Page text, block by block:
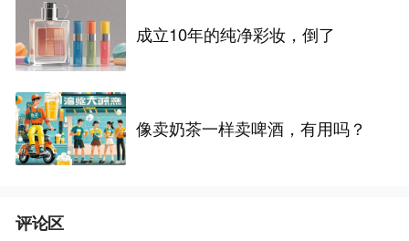
成立10年的纯净彩妆，倒了
像卖奶茶一样卖啤酒，有用吗？
评论区